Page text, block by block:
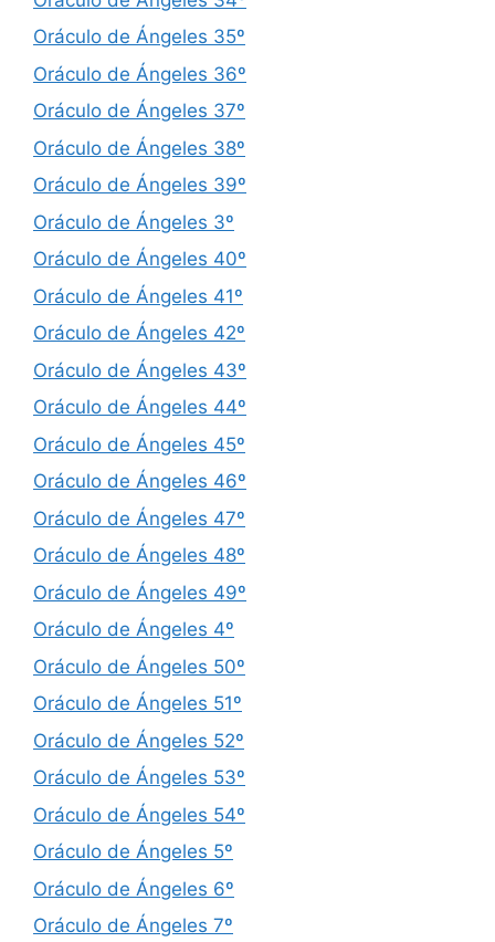
Oráculo de Ángeles 35º
Oráculo de Ángeles 36º
Oráculo de Ángeles 37º
Oráculo de Ángeles 38º
Oráculo de Ángeles 39º
Oráculo de Ángeles 3º
Oráculo de Ángeles 40º
Oráculo de Ángeles 41º
Oráculo de Ángeles 42º
Oráculo de Ángeles 43º
Oráculo de Ángeles 44º
Oráculo de Ángeles 45º
Oráculo de Ángeles 46º
Oráculo de Ángeles 47º
Oráculo de Ángeles 48º
Oráculo de Ángeles 49º
Oráculo de Ángeles 4º
Oráculo de Ángeles 50º
Oráculo de Ángeles 51º
Oráculo de Ángeles 52º
Oráculo de Ángeles 53º
Oráculo de Ángeles 54º
Oráculo de Ángeles 5º
Oráculo de Ángeles 6º
Oráculo de Ángeles 7º